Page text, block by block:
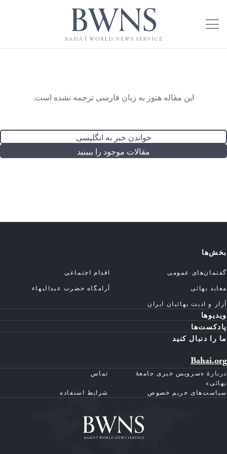
این مقاله هنوز به زبان فارسی ترجمه نشده است.
خواندن خبر به انگلیسی
مقالات موجود را ببینید
بخش‌ها
گفتمان‌های عمومی
اقدام اجتماعی
معابد بهائی
آرامگاه حضرت عبدالبهاء
آزار و اذیت بهائیان ایران
ویدیوها
پادکست‌ها
ما را دنبال کنید
Bahai.org
دربارهٔ «سرویس خبری جامعهٔ
بهائی»
تماس
سیاست‌های حریم خصوص شرایط استفاده